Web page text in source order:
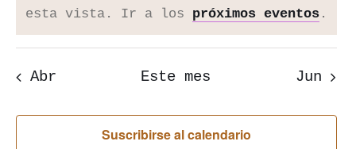
Aviso
esta vista. Ir a los próximos eventos.
Abr Este mes Jun
Suscribirse al calendario